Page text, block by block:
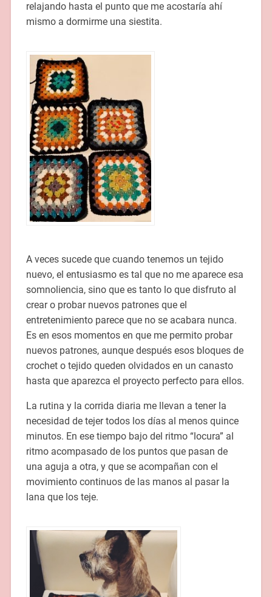
relajando hasta el punto que me acostaría ahí
mismo a dormirme una siestita.
A veces sucede que cuando tenemos un tejido
nuevo, el entusiasmo es tal que no me aparece esa
somnoliencia, sino que es tanto lo que disfruto al
crear o probar nuevos patrones que el
entretenimiento parece que no se acabara nunca.
Es en esos momentos en que me permito probar
nuevos patrones, aunque después esos bloques de
crochet o tejido queden olvidados en un canasto
hasta que aparezca el proyecto perfecto para ellos.
La rutina y la corrida diaria me llevan a tener la
necesidad de tejer todos los días al menos quince
minutos. En ese tiempo bajo del ritmo “locura” al
ritmo acompasado de los puntos que pasan de
una aguja a otra, y que se acompañan con el
movimiento continuos de las manos al pasar la
lana que los teje.